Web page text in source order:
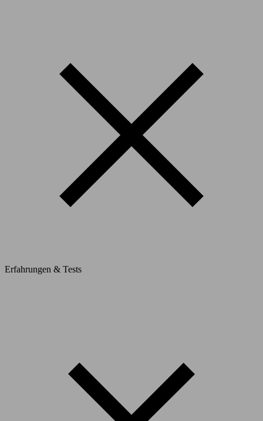
Erfahrungen & Tests